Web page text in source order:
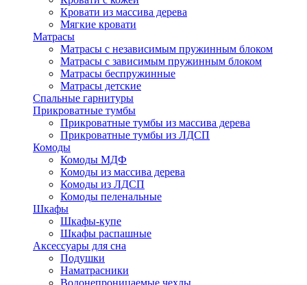
Кровати из массива дерева
Мягкие кровати
Матрасы
Матрасы с независимым пружинным блоком
Матрасы с зависимым пружинным блоком
Матрасы беспружинные
Матрасы детские
Спальные гарнитуры
Прикроватные тумбы
Прикроватные тумбы из массива дерева
Прикроватные тумбы из ЛДСП
Комоды
Комоды МДФ
Комоды из массива дерева
Комоды из ЛДСП
Комоды пеленальные
Шкафы
Шкафы-купе
Шкафы распашные
Аксессуары для сна
Подушки
Наматрасники
Водонепроницаемые чехлы